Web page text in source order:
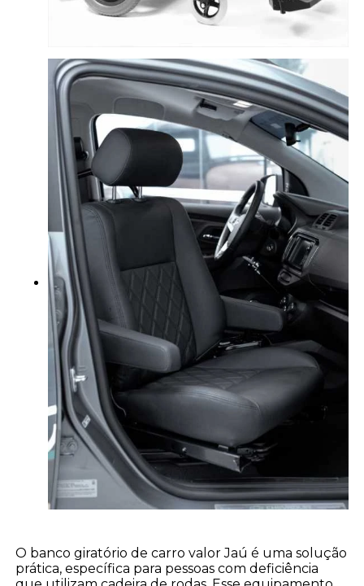
O banco giratório de carro valor Jaú é uma solução
prática, específica para pessoas com deficiência